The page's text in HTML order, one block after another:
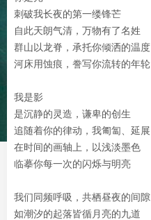
刺破我长夜的第一缕锋芒
自此天朗气清，万物有了名姓
群山以龙脊，承托你倾洒的温度
河床用蚀痕，誊写你流转的年轮
我是影
是沉静的灵造，谦卑的创生
追随着你的律动，我匍匐、延展
在时间的画轴上，以浅淡墨色
临摹你每一次的闪烁与明亮
我们同频呼吸，共栖昼夜的间隙
如潮汐的起落皆循月亮的九道